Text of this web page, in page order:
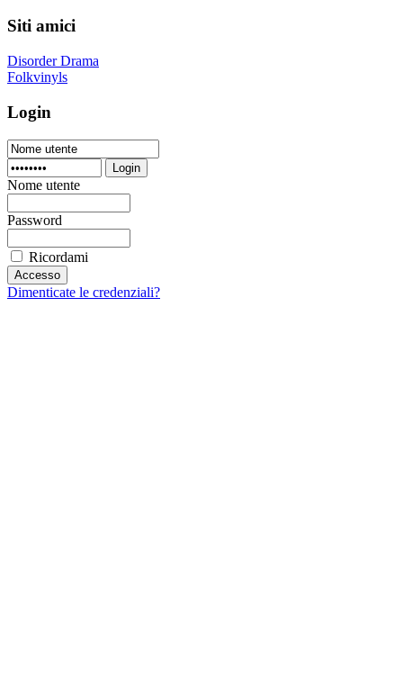
Siti amici
Disorder Drama
Folkvinyls
Login
Login
Nome utente
Password
Ricordami
Dimenticate le credenziali?